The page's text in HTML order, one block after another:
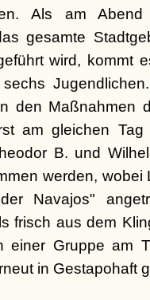
Als am
gesamte
wird, kommt
den Maßnahmen
am gleichen Tag
B. und
werden, wobei
Navajos"
frisch aus dem
Gruppe am
in Gestapohaft